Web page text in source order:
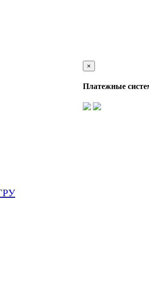
×
Платежные